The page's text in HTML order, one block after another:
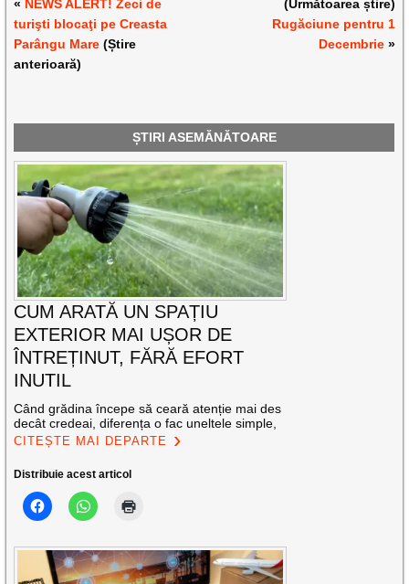
« NEWS ALERT! Zeci de
turişti blocaţi pe Creasta
Parângu Mare (Știre
anterioară)
(Următoarea știre)
Rugăciune pentru 1
Decembrie»
ȘTIRI ASEMĂNĂTOARE
CUM ARATĂ UN SPAȚIU
EXTERIOR MAI UȘOR DE
ÎNTREȚINUT, FĂRĂ EFORT
INUTIL
Când grădina începe să ceară atenție mai des
decât credeai, diferența o fac uneltele simple,
CITEȘTE MAI DEPARTE
Distribuie acest articol